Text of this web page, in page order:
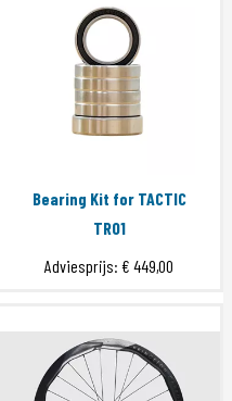
Bearing Kit for TACTIC
TR01
Adviesprijs: € 449,00